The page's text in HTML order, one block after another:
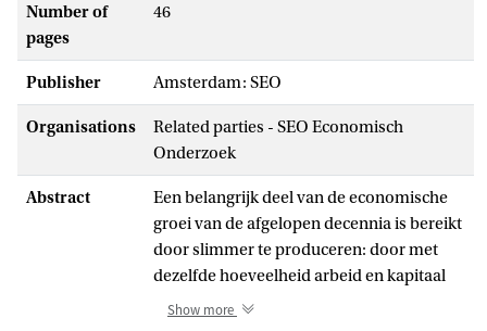
Number of
pages
46
Publisher Amsterdam: SEO
Organisations
Related parties - SEO Economisch
Onderzoek
Abstract
Een belangrijk deel van de economische
groei van de afgelopen decennia is bereikt
door slimmer te produceren: door met
dezelfde hoeveelheid arbeid en kapitaal
meer toegevoegde waarde te creëren.
Show more